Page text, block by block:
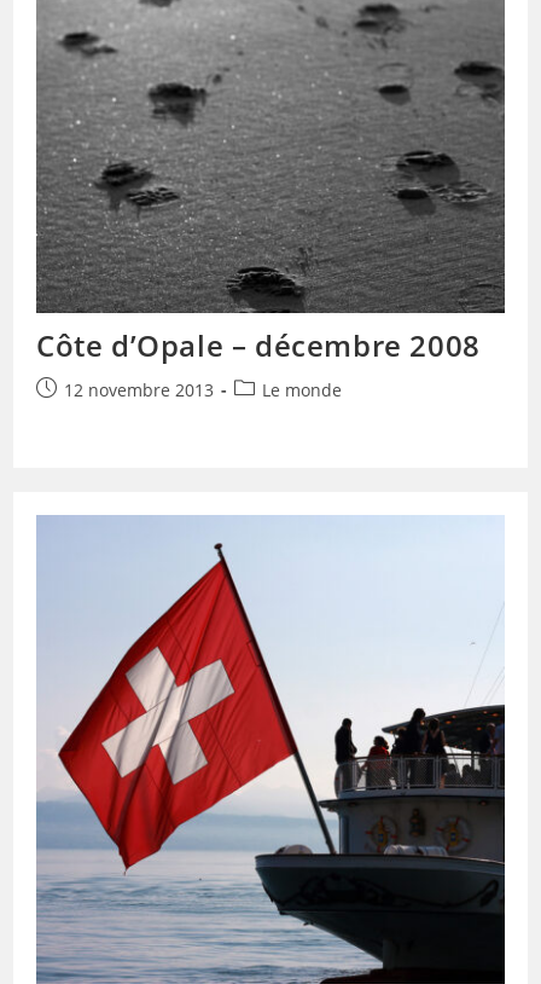
Côte d’Opale – décembre 2008
Publication
12 novembre 2013
PostLe monde